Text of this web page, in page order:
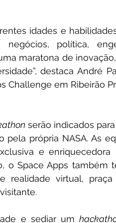
idades e
política,
maratona de
destaca André
Challenge em Ribeirão
serão indicados
pela própria NASA. As
e
o Space Apps também
realidade virtual,
e sediar um